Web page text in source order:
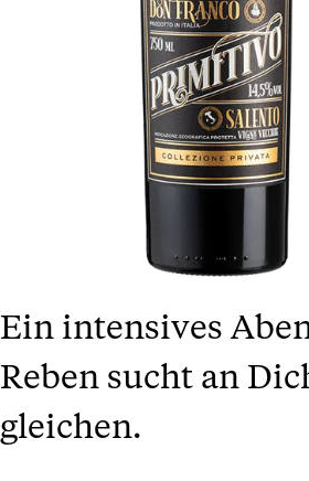
Ein intensives
Reben sucht an
gleichen.